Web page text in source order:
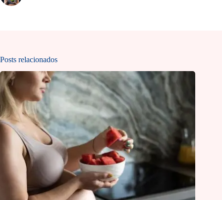
Posts relacionados